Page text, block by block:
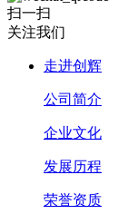
扫一扫
关注我们
走进创辉
公司简介
企业文化
发展历程
荣誉资质